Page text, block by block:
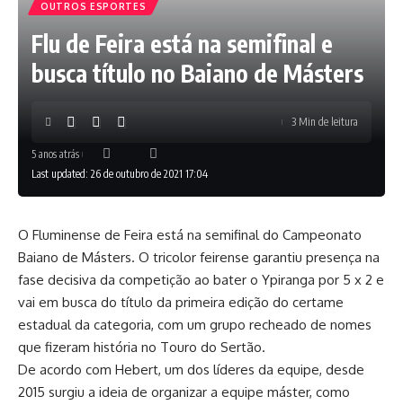
OUTROS ESPORTES
Flu de Feira está na semifinal e
busca título no Baiano de Másters
Last updated: 26 de outubro de 2021 17:04
5 anos atrás
3 Min de leitura
O Fluminense de Feira está na semifinal do Campeonato
Baiano de Másters. O tricolor feirense garantiu presença na
fase decisiva da competição ao bater o Ypiranga por 5 x 2 e
vai em busca do título da primeira edição do certame
estadual da categoria, com um grupo recheado de nomes
que fizeram história no Touro do Sertão.
De acordo com Hebert, um dos líderes da equipe, desde
2015 surgiu a ideia de organizar a equipe máster, como